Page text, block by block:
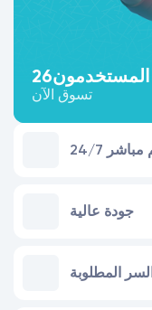
26المستخدمون
تسوق الآن
مباشر
جودة عالية
المطلوبة